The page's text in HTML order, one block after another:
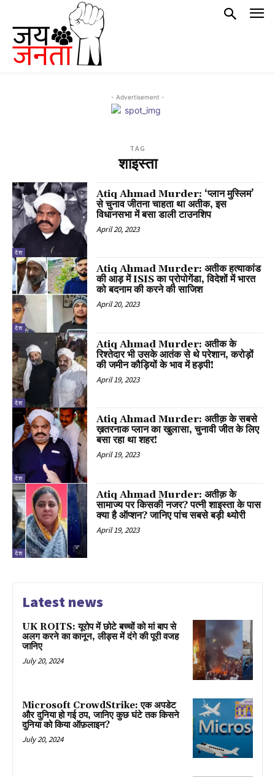
- Advertisement -
TAG
शाइस्ता
देश
Atiq Ahmad Murder: ‘प्लान मुस्लिम’
से चुनाव जीतना चाहता था अतीक, इस
विधानसभा में बसा डाली टाउनशिप
April 20, 2023
देश
Atiq Ahmad Murder: अतीक हत्याकांड
की आड़ में ISIS का प्रोपोगेंडा, विदेशों में भारत
को बदनाम की करने की साजिश
April 20, 2023
देश
Atiq Ahmad Murder: अतीक के
रिश्तेदार भी उसके आतंक से थे परेशान, करोड़ों
की जमीन कौड़ियों के भाव में हड़पी!
April 19, 2023
देश
Atiq Ahmad Murder: अतीक़ के सबसे
ख़तरनाक प्लान का खुलासा, चुनावी जीत के लिए
बसा रहा था शहर!
April 19, 2023
देश
Atiq Ahmad Murder: अतीक़ के
सामाज्य पर किसकी नजर? पत्नी शाइस्ता के पास
क्या है ऑप्शन? जानिए पांच सबसे बड़ी थ्योरी
April 19, 2023
Latest news
UK ROITS: यूरोप में छोटे बच्चों को मां बाप से
अलग करने का कानून, लीड्स में दंगे की पूरी वजह
जानिए
July 20, 2024
Microsoft CrowdStrike: एक अपडेट
और दुनिया हो गई ठप, जानिए कुछ घंटे तक किसने
दुनिया को किया ऑफ़लाइन?
July 20, 2024